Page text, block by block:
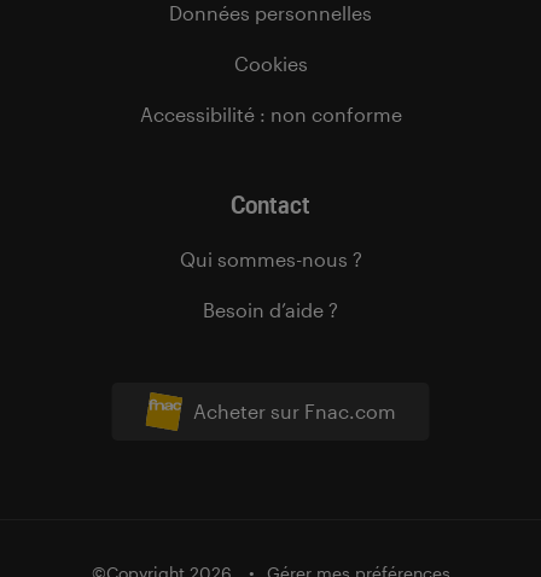
Acheter sur Fnac.com
Données personnelles
Cookies
Accessibilité : non conforme
Contact
Qui sommes-nous ?
Besoin d’aide ?